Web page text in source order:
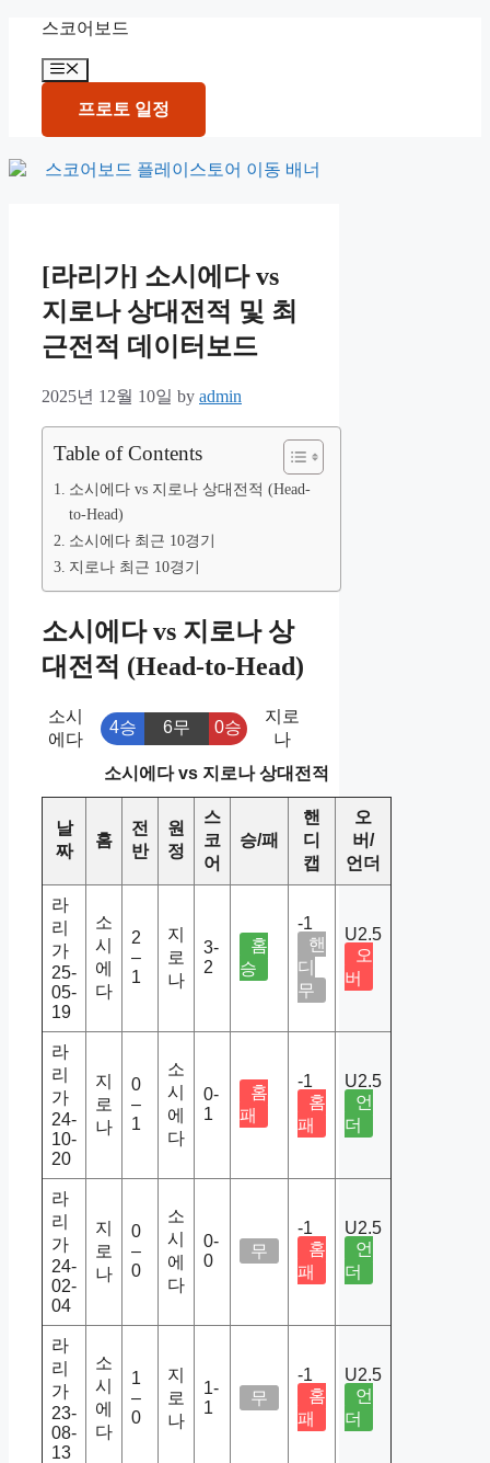
content
스코어보드
Menu
프로토 일정
[라리가] 소시에다 vs
지로나 상대전적 및 최
근전적 데이터보드
2025년 12월 10일 by admin
Table of Contents
소시에다 vs 지로나 상대전적 (Head-
to-Head)
소시에다 최근 10경기
지로나 최근 10경기
소시에다 vs 지로나 상
대전적 (Head-to-Head)
소시
에다
4승 6무 0승
지로
나
소시에다 vs 지로나 상대전적
날
짜
홈
전
반
원
정
스
코
어
승/패
핸
디
캡
오
버/
언더
라
리
가
25-
05-
19
소
시
에
다
2
–
1
지
로
나
3-
2
홈
승
-1
핸
디
무
U2.5
오
버
라
리
가
24-
10-
20
지
로
나
0
–
1
소
시
에
다
0-
1
홈
패
-1
홈
패
U2.5
언
더
라
리
가
24-
02-
04
지
로
나
0
–
0
소
시
에
다
0-
0
무
-1
홈
패
U2.5
언
더
라
리
가
23-
08-
13
소
시
에
다
1
–
0
지
로
나
1-
1
무
-1
홈
패
U2.5
언
더